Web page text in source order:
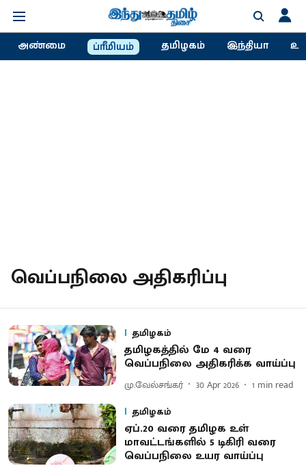
அண்மை ப்ரீமியம் தமிழகம் இந்தியா
வெப்பநிலை அதிகரிப்பு
தமிழகம்
தமிழகத்தில் மே 4 வரை
வெப்பநிலை அதிகரிக்க வாய்ப்பு
மு.வேல்சங்கர் 30 Apr 2026 1 min read
தமிழகம்
ஏப்.20 வரை தமிழக உள்
மாவட்டங்களில் 5 டிகிரி வரை
வெப்பநிலை உயர வாய்ப்பு